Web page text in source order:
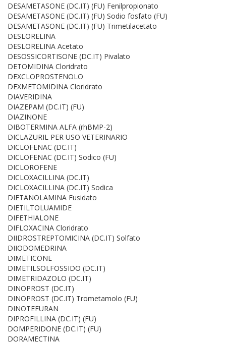
DESAMETASONE (DC.IT) (FU) Fenilpropionato
DESAMETASONE (DC.IT) (FU) Sodio fosfato (FU)
DESAMETASONE (DC.IT) (FU) Trimetilacetato
DESLORELINA
DESLORELINA Acetato
DESOSSICORTISONE (DC.IT) Pivalato
DETOMIDINA Cloridrato
DEXCLOPROSTENOLO
DEXMETOMIDINA Cloridrato
DIAVERIDINA
DIAZEPAM (DC.IT) (FU)
DIAZINONE
DIBOTERMINA ALFA (rhBMP-2)
DICLAZURIL PER USO VETERINARIO
DICLOFENAC (DC.IT)
DICLOFENAC (DC.IT) Sodico (FU)
DICLOROFENE
DICLOXACILLINA (DC.IT)
DICLOXACILLINA (DC.IT) Sodica
DIETANOLAMINA Fusidato
DIETILTOLUAMIDE
DIFETHIALONE
DIFLOXACINA Cloridrato
DIIDROSTREPTOMICINA (DC.IT) Solfato
DIIODOMEDRINA
DIMETICONE
DIMETILSOLFOSSIDO (DC.IT)
DIMETRIDAZOLO (DC.IT)
DINOPROST (DC.IT)
DINOPROST (DC.IT) Trometamolo (FU)
DINOTEFURAN
DIPROFILLINA (DC.IT) (FU)
DOMPERIDONE (DC.IT) (FU)
DORAMECTINA